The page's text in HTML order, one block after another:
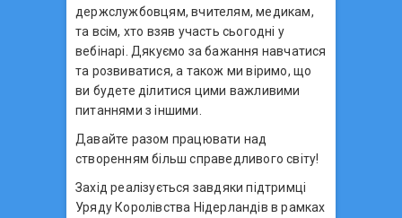
держслужбовцям, вчителям, медикам,
та всім, хто взяв участь сьогодні у
вебінарі. Дякуємо за бажання навчатися
та розвиватися, а також ми віримо, що
ви будете ділитися цими важливими
питаннями з іншими.
Давайте разом працювати над
створенням більш справедливого світу!
Захід реалізується завдяки підтримці
Уряду Королівства Нідерландів в рамках